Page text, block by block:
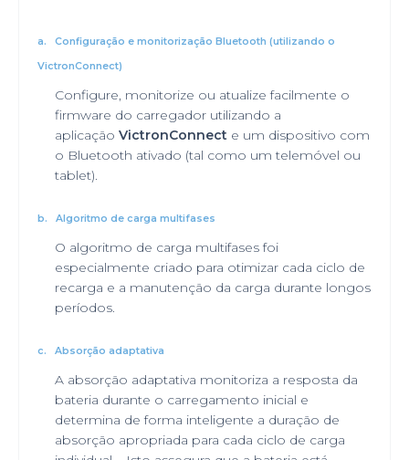
a. Configuração e monitorização Bluetooth (utilizando o
VictronConnect)
Configure, monitorize ou atualize facilmente o
firmware do carregador utilizando a
aplicaçãoVictronConnect e um dispositivo com
o Bluetooth ativado (tal como um telemóvel ou
tablet).
b. Algoritmo de carga multifases
O algoritmo de carga multifases foi
especialmente criado para otimizar cada ciclo de
recarga e a manutenção da carga durante longos
períodos.
c. Absorção adaptativa
A absorção adaptativa monitoriza a resposta da
bateria durante o carregamento inicial e
determina de forma inteligente a duração de
absorção apropriada para cada ciclo de carga